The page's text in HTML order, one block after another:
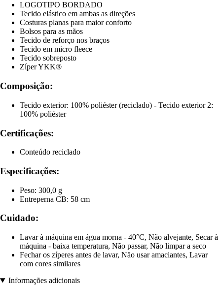
LOGOTIPO BORDADO
Tecido elástico em ambas as direções
Costuras planas para maior conforto
Bolsos para as mãos
Tecido de reforço nos braços
Tecido em micro fleece
Tecido sobreposto
Zíper YKK®
Composição:
Tecido exterior: 100% poliéster (reciclado) - Tecido exterior 2:
100% poliéster
Certificações:
Conteúdo reciclado
Especificações:
Peso: 300,0 g
Entreperna CB: 58 cm
Cuidado:
Lavar à máquina em água morna - 40°C, Não alvejante, Secar à
máquina - baixa temperatura, Não passar, Não limpar a seco
Fechar os zíperes antes de lavar, Não usar amaciantes, Lavar
com cores similares
Informações adicionais